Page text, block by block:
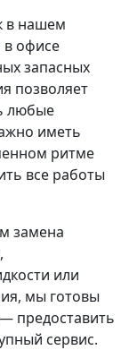
в нашем
в офисе
запасных
позволяет
любые
иметь
ритме
все работы
замена
или
мы готовы
предоставить
сервис.